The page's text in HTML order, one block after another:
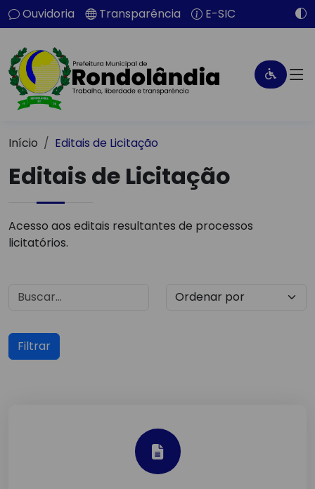
Ouvidoria Transparência E-SIC
Início Editais de Licitação
Editais de Licitação
Acesso aos editais resultantes de processos
licitatórios.
Filtrar